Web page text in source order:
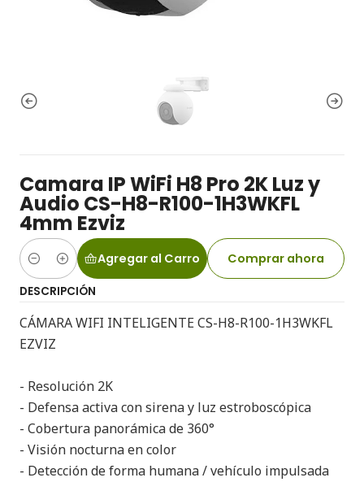
Camara IP WiFi H8 Pro 2K Luz y
Audio CS-H8-R100-1H3WKFL
4mm Ezviz
Cantidad
Agregar al Carro Comprar ahora
DESCRIPCIÓN
CÁMARA WIFI INTELIGENTE CS-H8-R100-1H3WKFL
EZVIZ
- Resolución 2K
- Defensa activa con sirena y luz estroboscópica
- Cobertura panorámica de 360°
- Visión nocturna en color
- Detección de forma humana / vehículo impulsada